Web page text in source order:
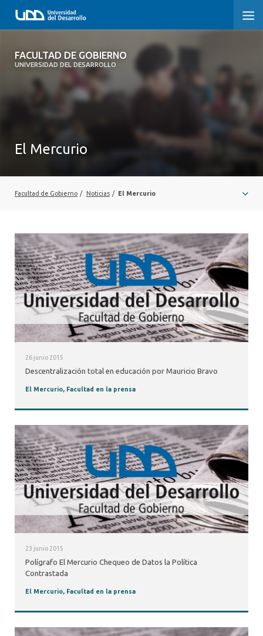
FACULTAD DE GOBIERNO
UNIVERSIDAD DEL DESARROLLO
FACULTAD DE GOBIERNO
El Mercurio
Facultad de Gobierno / Noticias / El Mercurio
26 junio 2015
Descentralización total en educación por Mauricio Bravo
El Mercurio, Facultad en la prensa
23 junio 2015
Polígrafo El Mercurio Chequeo de Datos la Política
Contrastada
El Mercurio, Facultad en la prensa